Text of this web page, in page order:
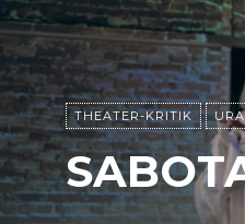
THEATER-KRITIK